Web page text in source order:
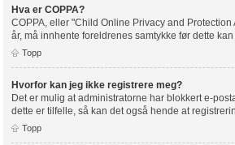
Hva er COPPA?
COPPA, eller "Child Online Privacy and
år, må innhente foreldrenes samtykke før dette
Topp
Hvorfor kan jeg ikke registrere meg?
Det er mulig at administratorne har blokkert e-
dette er tilfelle, så kan det også hende at
Topp